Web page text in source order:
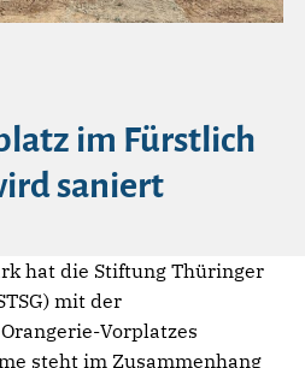
im Fürstlich
saniert
hat die Stiftung Thüringer
mit der
Vorplatzes
steht im Zusammenhang